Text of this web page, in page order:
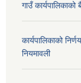
गाउँ
कार्यपालिकाको
नियमावली